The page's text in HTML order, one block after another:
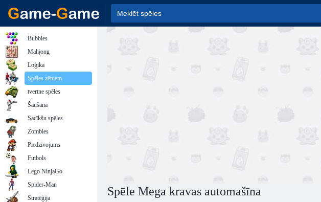
Spēle Mega kravas automašīna
Bubbles
Mahjong
Loģika
Spēles zēniem
tvertne spēles
Šaušana
Sacīkšu spēles
Zombies
Piedzīvojums
Futbols
Lego NinjaGo
Spider-Man
Stratēģija